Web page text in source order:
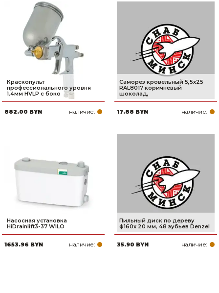
Краскопульт
профессионального уровня
1,4мм HVLP с боко
882.00 BYN наличие:
Саморез кровельный 5,5х25
RAL8017 коричневый
шоколад,
17.88 BYN наличие:
Насосная установка
HiDrainlift3-37 WILO
1653.96 BYN наличие:
Пильный диск по дереву
ф160х 20 мм, 48 зубьев Denzel
35.90 BYN наличие: